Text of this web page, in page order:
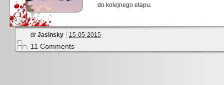
do kolejnego etapu.
dr Jasinsky 15-05-2015
11 Comments